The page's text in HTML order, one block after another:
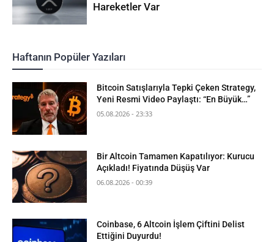
Hareketler Var
Haftanın Popüler Yazıları
Bitcoin Satışlarıyla Tepki Çeken Strategy,
Yeni Resmi Video Paylaştı: “En Büyük…”
05.08.2026 - 23:33
Bir Altcoin Tamamen Kapatılıyor: Kurucu
Açıkladı! Fiyatında Düşüş Var
06.08.2026 - 00:39
Coinbase, 6 Altcoin İşlem Çiftini Delist
Ettiğini Duyurdu!